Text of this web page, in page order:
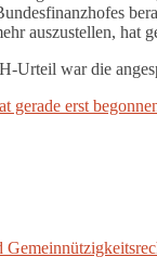
auszustellen, hat
Urteil war die
gerade erst